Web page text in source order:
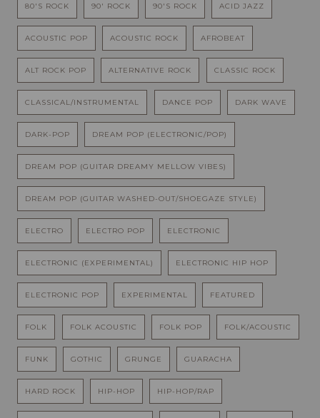
80'S ROCK 90' ROCK 90'S ROCK ACID JAZZ
ACOUSTIC POP ACOUSTIC ROCK AFROBEAT
ALT ROCK POP ALTERNATIVE ROCK CLASSIC ROCK
CLASSICAL/INSTRUMENTAL DANCE POP DARK WAVE
DARK-POP DREAM POP (ELECTRONIC/POP)
DREAM POP (GUITAR DREAMY MELLOW VIBES)
DREAM POP (GUITAR WASHED-OUT/SHOEGAZE STYLE)
ELECTRO ELECTRO POP ELECTRONIC
ELECTRONIC (EXPERIMENTAL) ELECTRONIC HIP HOP
ELECTRONIC POP EXPERIMENTAL FEATURED
FOLK FOLK ACOUSTIC FOLK POP FOLK/ACOUSTIC
FUNK GOTHIC GRUNGE GUARACHA
HARD ROCK HIP-HOP HIP-HOP/RAP